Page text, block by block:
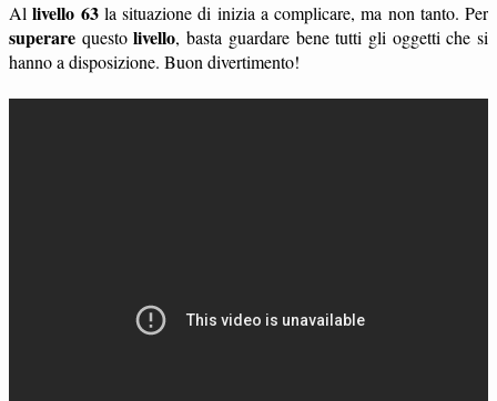
Allivello 63la situazione di inizia a complicare, ma non tanto. Per
superare questolivello, basta guardare bene tutti gli oggetti che si
hanno a disposizione. Buon divertimento!